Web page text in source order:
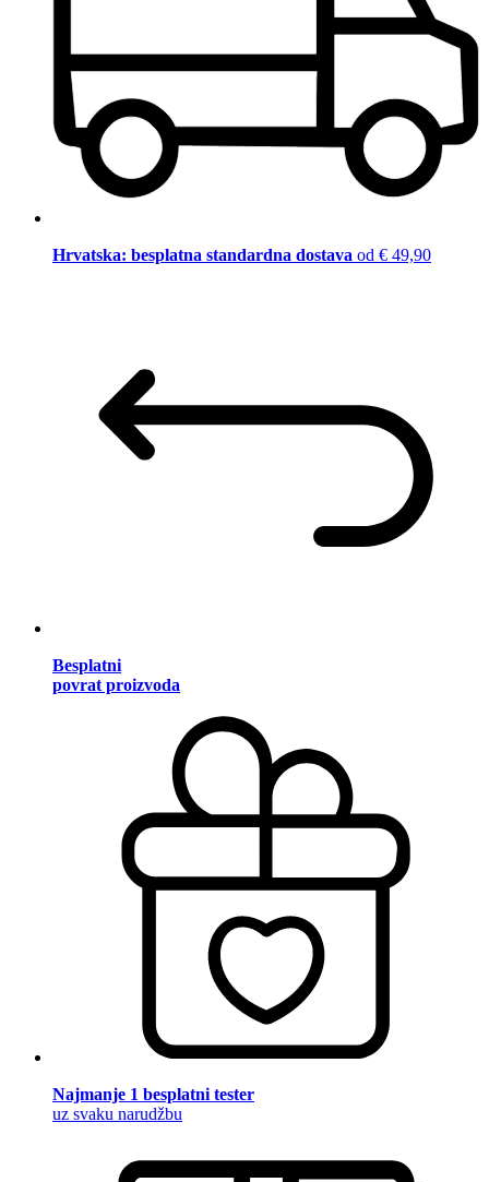
Hrvatska: besplatna standardna dostava od € 49,90
Besplatni
povrat proizvoda
Najmanje 1 besplatni tester
uz svaku narudžbu